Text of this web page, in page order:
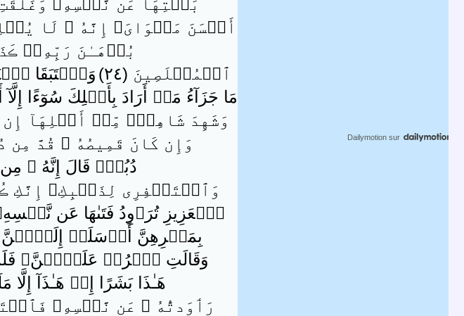
بَيۡتِهَا عَن نَّفۡسِهِۦ
أَحۡسَنَ مَثۡوَاىَ‌ۖ إِنَّهُ ۥ لَا يُفۡلِحُ
بُرۡهَـٰنَ رَبِّهِۦ‌ۚ
ٱلۡمُخۡلَصِينَ ( ٢٤ )
وَٱسۡتَبَقَا
مَا جَزَآءُ مَنۡ أَرَادَ بِأَهۡلِكَ سُوٓءًا
وَشَهِدَ شَاهِدٌ۬ مِّنۡ أَهۡلِهَآ إِن
وَإِن كَانَ قَمِيصُهُ ۥ قُدَّ مِن
دُبُرٍ۬ قَالَ إِنَّهُ ۥ
وَٱسۡتَغۡفِرِى لِذَنۢبِكِ‌ۖ إِنَّكِ ڪُنتِ
ٱلۡعَزِيزِ تُرَٲوِدُ فَتَٮٰهَا عَن
بِمَكۡرِهِنَّ أَرۡسَلَتۡ
وَقَالَتِ ٱخۡرُجۡ عَلَيۡہِنَّ‌ۖ
هَـٰذَا بَشَرًا إِنۡ هَـٰذَآ إِلَّا
رَٲوَدتُّهُ ۥ عَن نَّفۡسِهِۦ
Dailymotion sur